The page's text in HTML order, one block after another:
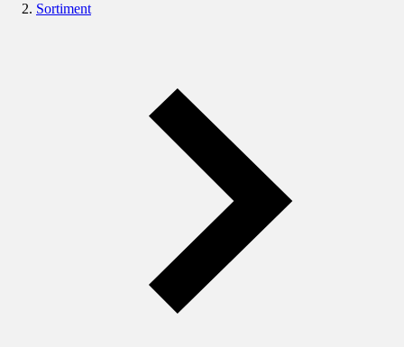
Sortiment